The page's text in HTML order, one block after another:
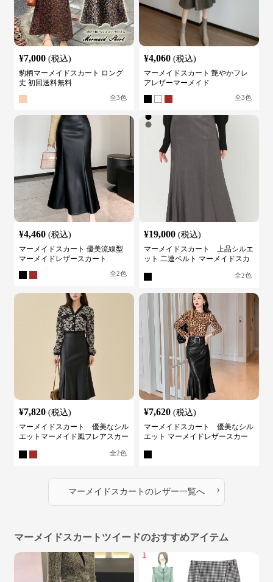
¥7,000 (税込)
豹柄マーメイドスカート ロング
丈 初回送料無料
全3色
¥4,060 (税込)
マーメイドスカート 艶やかフレ
アレザーマーメイド
全3色
¥4,460 (税込)
マーメイドスカート 優美流線型
マーメイドレザースカート
全2色
¥19,000 (税込)
マーメイドスカート 上品シルエ
ット 二連ベルト マーメイドスカ
全2色
¥7,820 (税込)
マーメイドスカート 優美なシル
エットマーメイド風フレアスカー
全2色
¥7,620 (税込)
マーメイドスカート 優美なシル
エット マーメイドレザースカー
マーメイドスカート のレザー一覧へ ›
マーメイドスカートツイードのおすすめアイテム